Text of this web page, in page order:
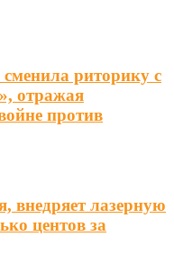
риторику с
отражая
против
внедряет лазерную
центов за